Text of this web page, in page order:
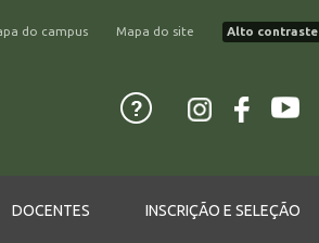
do campus Mapa do site Alto contraste
DOCENTES INSCRIÇÃO E SELEÇÃO